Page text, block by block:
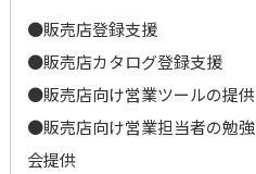
●販売店登録支援
●販売店カタログ登録支援
●販売店向け営業ツールの提供
●販売店向け営業担当者の勉強
会提供